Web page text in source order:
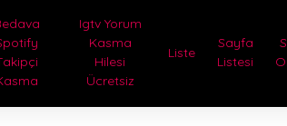
Igtv Yorum
Kasma
Hilesi
Ücretsiz
Liste
Sayfa
Listesi